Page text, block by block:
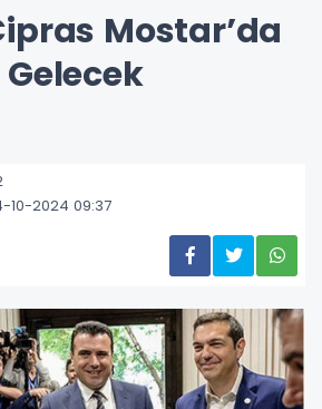
Mostar’da
10-2024 09:37